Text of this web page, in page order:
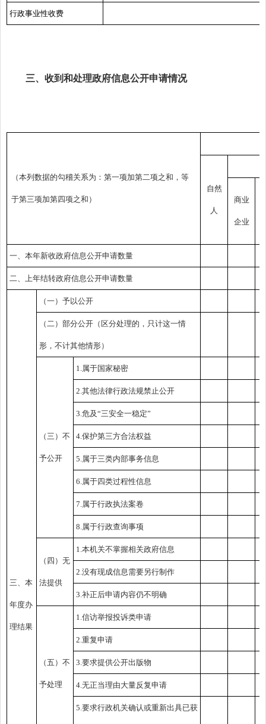
行政事业性收费
三、收到和处理政府信息公开申请情况
（本列数据的勾稽关系为：第一项加第二项之和，等
于第三项加第四项之和）
自然
人
商业
企业
一、本年新收政府信息公开申请数量
二、上年结转政府信息公开申请数量
三、本
年度办
理结果
（一）予以公开
（二）部分公开（区分处理的，只计这一情
形，不计其他情形）
（三）不
予公开
1.属于国家秘密
2.其他法律行政法规禁止公开
3.危及“三安全一稳定”
4.保护第三方合法权益
5.属于三类内部事务信息
6.属于四类过程性信息
7.属于行政执法案卷
8.属于行政查询事项
（四）无
法提供
1.本机关不掌握相关政府信息
2.没有现成信息需要另行制作
3.补正后申请内容仍不明确
（五）不
予处理
1.信访举报投诉类申请
2.重复申请
3.要求提供公开出版物
4.无正当理由大量反复申请
5.要求行政机关确认或重新出具已获